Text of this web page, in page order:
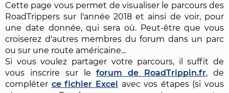
Cette page vous permet de visualiser le parcours des
RoadTrippers sur l'année 2018 et ainsi de voir, pour
une date donnée, qui sera où. Peut-être que vous
croiserez d'autres membres du forum dans un parc
ou sur une route américaine...
Si vous voulez partager votre parcours, il suffit de
vous inscrire sur leforum de RoadTrippin.fr, de
compléter ce fichier Excel avec vos étapes (si vous